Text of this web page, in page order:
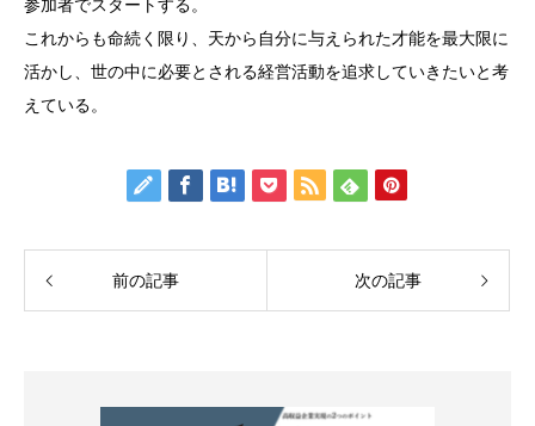
参加者でスタートする。
これからも命続く限り、天から自分に与えられた才能を最大限に
活かし、世の中に必要とされる経営活動を追求していきたいと考
えている。
前の記事 次の記事